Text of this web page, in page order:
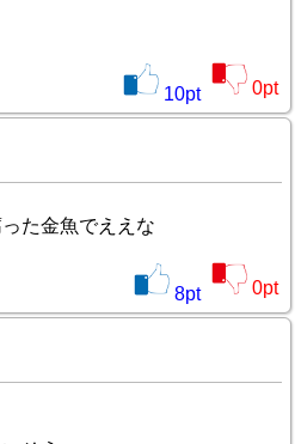
10pt 0pt
た金魚でええな
8pt 0pt